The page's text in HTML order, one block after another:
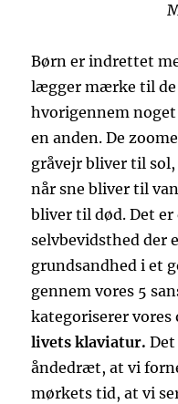
Børn er indrettet
lægger mærke til de
hvorigennem
en anden. De
gråvejr bliver til
når sne bliver til
bliver til død. Det er
selvbevidsthed der
grundsandhed i et
gennem vores 5
kategoriserer
livets klaviatur.
åndedræt, at vi
mørkets tid, at vi